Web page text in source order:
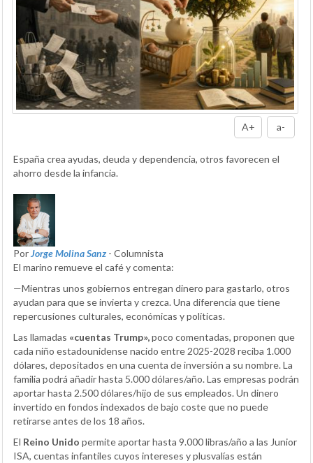
A+ a-
España crea ayudas, deuda y dependencia, otros favorecen el
ahorro desde la infancia.
PorJorge Molina Sanz - Columnista
El marino remueve el café y comenta:
—Mientras unos gobiernos entregan dinero para gastarlo, otros
ayudan para que se invierta y crezca. Una diferencia que tiene
repercusiones culturales, económicas y políticas.
Las llamadas «cuentas Trump»,poco comentadas, proponen que
cada niño estadounidense nacido entre 2025-2028 reciba 1.000
dólares, depositados en una cuenta de inversión a su nombre. La
familia podrá añadir hasta 5.000 dólares/año. Las empresas podrán
aportar hasta 2.500 dólares/hijo de sus empleados. Un dinero
invertido en fondos indexados de bajo coste que no puede
retirarse antes de los 18 años.
El Reino Unido permite aportar hasta 9.000 libras/año a las Junior
ISA, cuentas infantiles cuyos intereses y plusvalías están